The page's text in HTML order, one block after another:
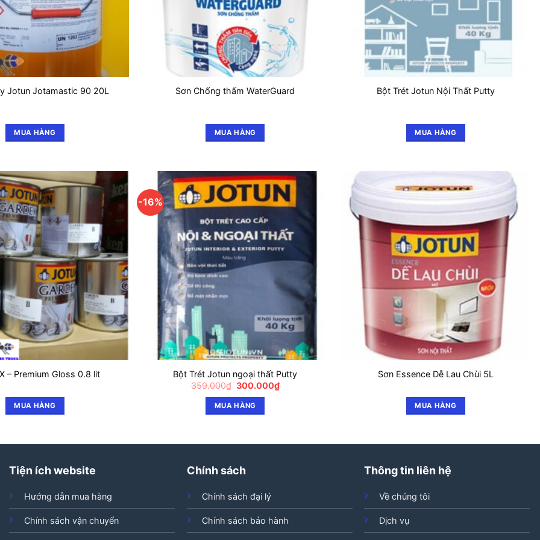
Jotun Jotamastic 90 20L
MUA HÀNG
Sơn Chống thấm WaterGuard
MUA HÀNG
Bột Trét Jotun Nội Thất Putty
MUA HÀNG
– Premium Gloss 0.8 lit
MUA HÀNG
-16%
Bột Trét Jotun ngoại thất Putty
359.000₫ Giá
là:
359.000₫.
300.000₫Giá
hiện
MUA HÀNG
Sơn Essence Dễ Lau Chùi 5L
MUA HÀNG
Tiện ích website
Hướng dẫn mua hàng
Chính sách vận chuyển
Chính sách
Chính sách đại lý
Chính sách bảo hành
Thông tin liên hệ
Về chúng tôi
Dịch vụ